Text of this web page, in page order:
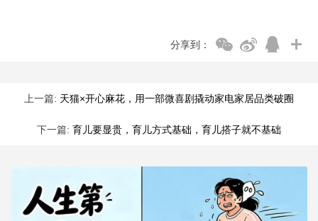
分享到：
上一篇: 天猫×开心麻花，用一部微喜剧撬动家电家居品类破圈
下一篇: 育儿要显贵，育儿方式基础，育儿搭子就不基础